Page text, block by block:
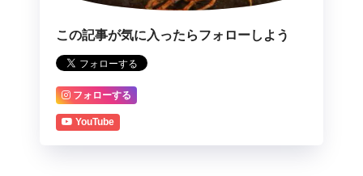
この記事が気に入ったらフォローしよう
フォローする
YouTube